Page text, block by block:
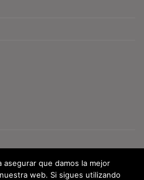
asegurar que damos la mejor
web. Si sigues utilizando